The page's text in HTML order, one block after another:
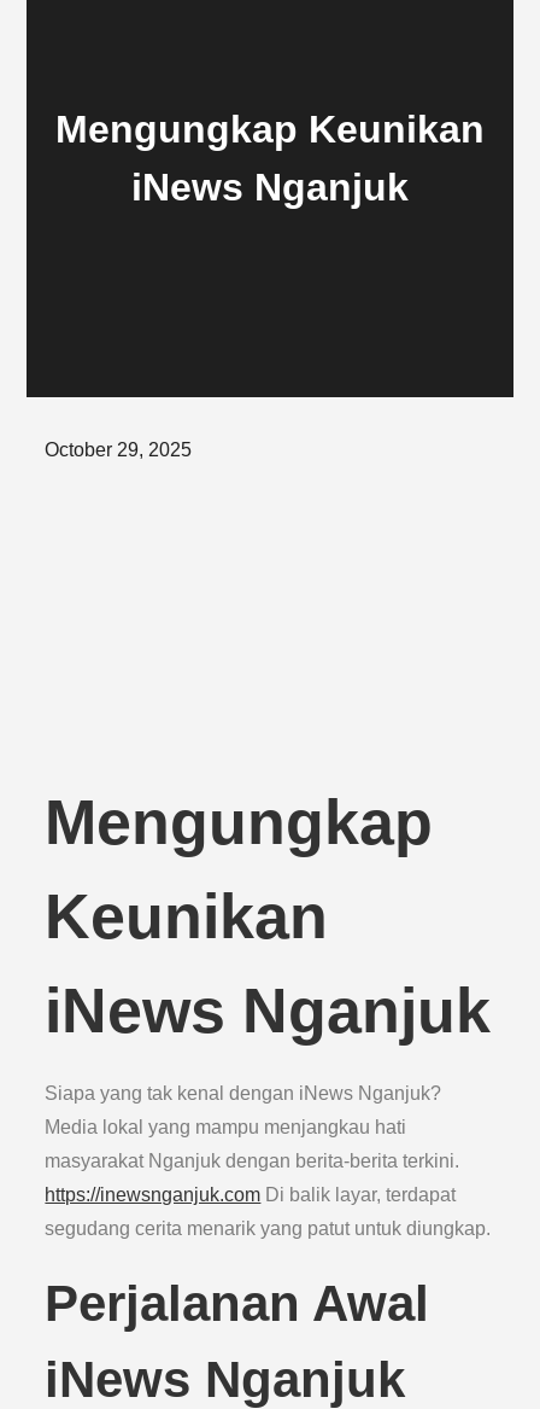
Mengungkap Keunikan
iNews Nganjuk
Posted
October 29, 2025
Mengungkap
Keunikan
iNews Nganjuk
Siapa yang tak kenal dengan iNews Nganjuk?
Media lokal yang mampu menjangkau hati
masyarakat Nganjuk dengan berita-berita terkini.
https://inewsnganjuk.com Di balik layar, terdapat
segudang cerita menarik yang patut untuk diungkap.
Perjalanan Awal
iNews Nganjuk